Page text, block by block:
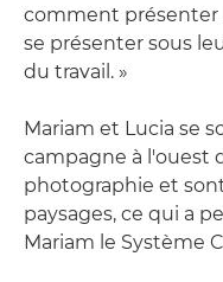
comment présenter
se présenter sous
du travail. »
Mariam et Lucia se
campagne à l'ouest
photographie et
paysages, ce qui a
Mariam le Système